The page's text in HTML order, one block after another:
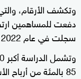
وتكشف الأرقام،
سجلت في عام 2022، و15 بالمئة بالمقارنة مع العام 2019.
85 بالمئة من أرباح الأسهم المدفوعة في جميع أنحاء العالم.